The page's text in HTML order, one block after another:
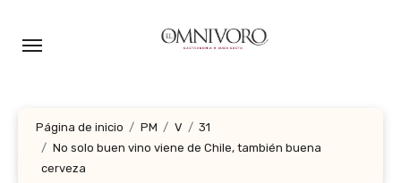
Página de inicio PM V
31
No solo buen vino viene de Chile, también buena
cerveza